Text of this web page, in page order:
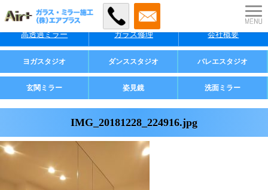
特徴 料金
高透過ミラー ガラス修理 会社概要
業者様・店舗様向け
ヨガスタジオ ダンススタジオ バレエスタジオ
ご家庭用
玄関ミラー 姿見鏡 洗面ミラー
IMG_20181228_224916.jpg